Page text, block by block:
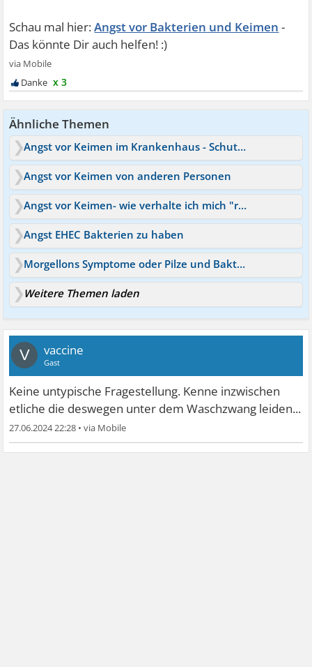
Angst vor Bakterien und Keimen
x 3
Ähnliche Themen
Angst vor Keimen im Krankenhaus - Schutzkleidung?
Angst vor Keimen von anderen Personen
Angst vor Keimen- wie verhalte ich mich "richtig"?
Angst EHEC Bakterien zu haben
Morgellons Symptome oder Pilze und Bakterien?
Weitere Themen laden
V vaccine
Gast
Keine untypische Fragestellung. Kenne inzwischen
etliche die deswegen unter dem Waschzwang leiden...
27.06.2024 22:28 •